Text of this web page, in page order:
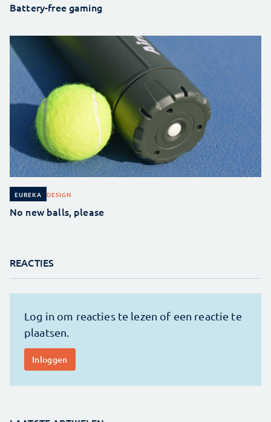
Battery-free gaming
EUREKA DESIGN
No new balls, please
REACTIES